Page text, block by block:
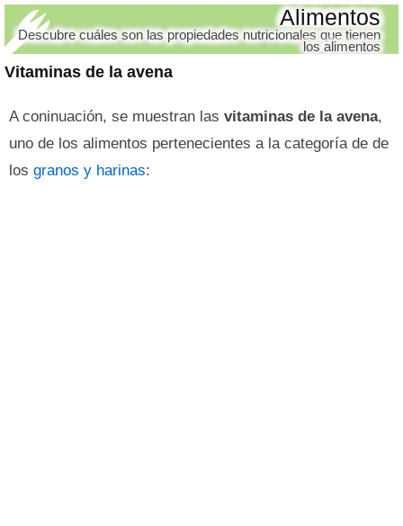
Vitaminas de la avena
Alimentos
Descubre cuáles son las propiedades nutricionales que tienen
los alimentos
A coninuación, se muestran las vitaminas de la avena,
uno de los alimentos pertenecientes a la categoría de de
los granos y harinas: